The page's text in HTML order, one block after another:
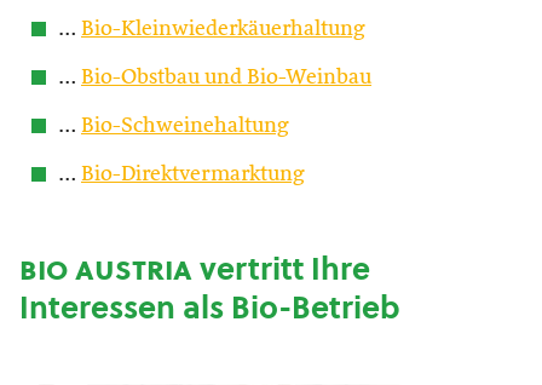
… Bio-Kleinwiederkäuerhaltung
… Bio-Obstbau und Bio-Weinbau
… Bio-Schweinehaltung
… Bio-Direktvermarktung
bio austriavertritt Ihre
Interessen als Bio-Betrieb